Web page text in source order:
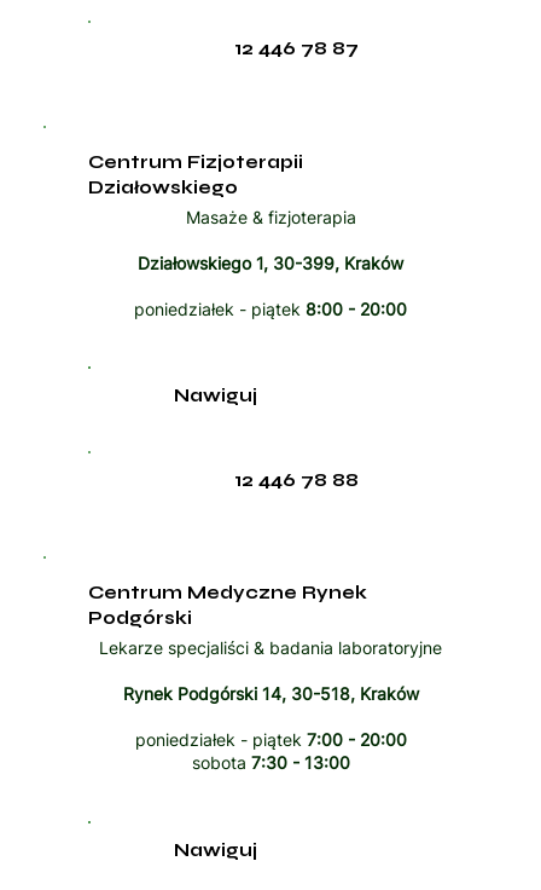
12 446 78 87
Centrum Fizjoterapii
Działowskiego
Masaże & fizjoterapia
Działowskiego 1, 30-399, Kraków
poniedziałek - piątek 8:00 - 20:00
12 446 78 88
Nawiguj
Centrum Medyczne Rynek
Podgórski
Lekarze specjaliści & badania laboratoryjne
Rynek Podgórski 14, 30-518, Kraków
poniedziałek - piątek 7:00 - 20:00
sobota 7:30 - 13:00
Nawiguj